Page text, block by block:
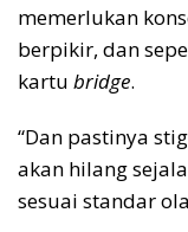
memerlukan
berpikir, dan
kartu bridge.
“Dan pastinya
akan hilang
sesuai standar